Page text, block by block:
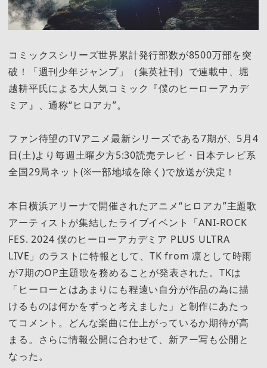
コミックスシリーズ世界累計発行部数が8500万部を突
破！「週刊少年ジャンプ」（集英社刊）で連載中、堀
越耕平氏による大人気コミック『僕のヒーローアカデ
ミア』、通称“ヒロアカ”。
ファン待望のTVアニメ最新シリーズである7期が、5月4
日(土)より毎週土曜夕方5:30読売テレビ・日本テレビ系
全国29局ネット(※一部地域を除く)で放送が決定！
本日横浜アリーナで開催されたアニメ“ヒロアカ”主題歌
アーティストが集結したライブイベント「ANI-ROCK
FES. 2024 僕のヒーローアカデミア PLUS ULTRA
LIVE」のラストに特報として、TK from 凛として時雨
が7期のOP主題歌を務めることが発表された。TKは
「ヒーローとはあまりにも程遠い自分が作品の為に描
けるものは何かをずっと考えました」と制作にあたっ
てコメント。どんな楽曲に仕上がっているか期待が高
まる。さらに情報公開に合わせて、新アー写も公開と
なった。